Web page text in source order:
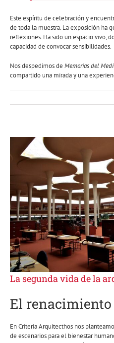
Este espíritu de celebración y
de toda la muestra. La exposición ha
reflexiones. Ha sido un espacio vivo,
capacidad de convocar sensibilidades.
Nos despedimos de Memorias del
compartido una mirada y una
La segunda vida de la
El
En Criteria Arquitecthos nos
de escenarios para el bienestar